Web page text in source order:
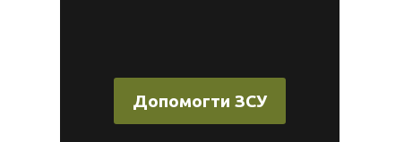
Допомогти ЗСУ